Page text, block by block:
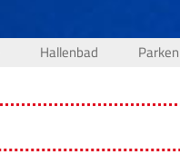
Hallenbad Parken